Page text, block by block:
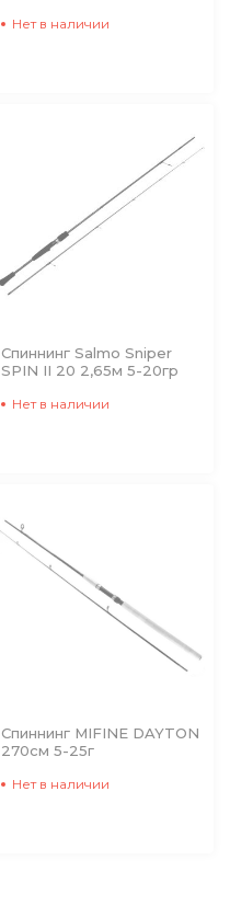
Нет в наличии
Спиннинг Salmo Sniper
SPIN II 20 2,65м 5-20гр
Нет в наличии
Спиннинг MIFINE DAYTON
270см 5-25г
Нет в наличии